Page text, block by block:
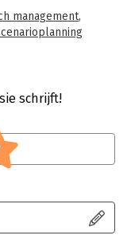
maar liefst 50
de koers naar de
management,
schrijft!